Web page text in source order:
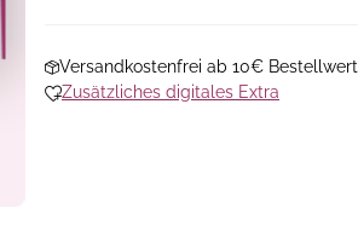
Versandkostenfrei ab 10€ Bestellwert
Zusätzliches digitales Extra